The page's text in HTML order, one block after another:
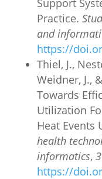
Support
Practice.
and
https://
Thiel, J.,
Weidner, J.,
Towards
Utilization
Heat Events
health
informatics,
https://